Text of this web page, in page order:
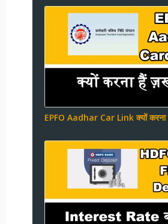
EPFO Aadhar Car Link क्यों करना